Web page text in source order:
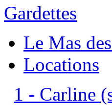
Le Mas
Locations
1 - Carline